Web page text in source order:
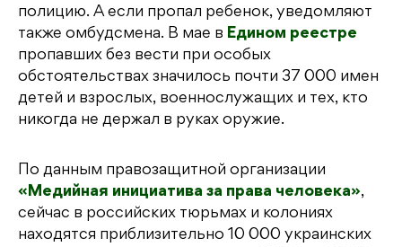
полицию. А если пропал ребенок, уведомляют
также омбудсмена. В мае в Едином реестре
пропавших без вести при особых
обстоятельствах значилось почти 37 000 имен
детей и взрослых, военнослужащих и тех, кто
никогда не держал в руках оружие.
По данным правозащитной организации
«Медийная инициатива за права человека»,
сейчас в российских тюрьмах и колониях
находятся приблизительно 10 000 украинских